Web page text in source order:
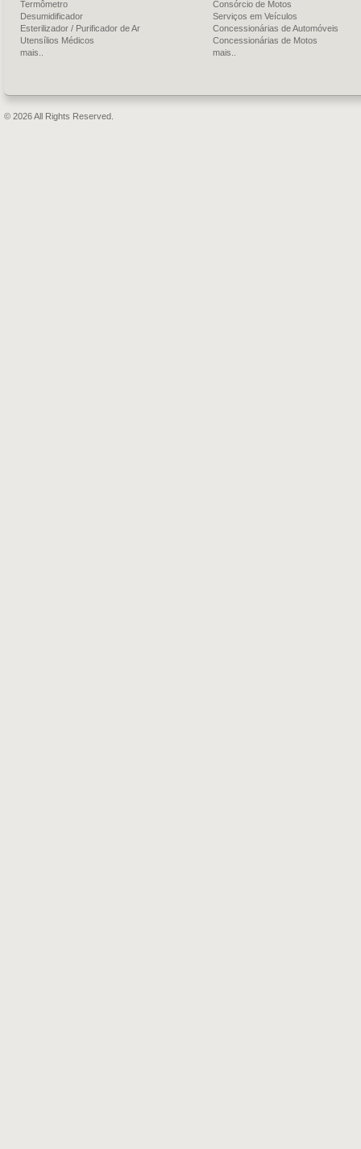
Termômetro
Desumidificador
Esterilizador / Purificador de Ar
Utensílios Médicos
mais..
Consórcio de Motos
Serviços em Veículos
Concessionárias de Automóveis
Concessionárias de Motos
mais..
© 2026 All Rights Reserved.